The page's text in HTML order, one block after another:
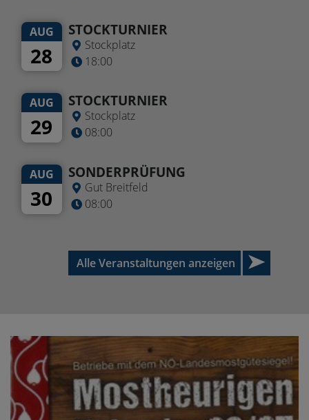
AUG
28
STOCKTURNIER
Stockplatz
18:00
AUG
29
STOCKTURNIER
Stockplatz
08:00
AUG
30
SONDERPRÜFUNG
Gut Breitfeld
08:00
Alle Veranstaltungen anzeigen